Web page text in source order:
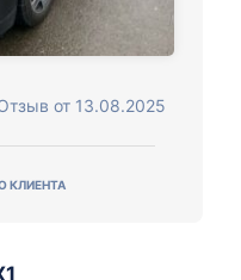
от 13.08.2025
КЛИЕНТА